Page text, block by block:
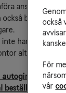
ansökan via
också beställa
inte har möjlighet
alternativt
autogiro direkt
beställning)
också
För
vår